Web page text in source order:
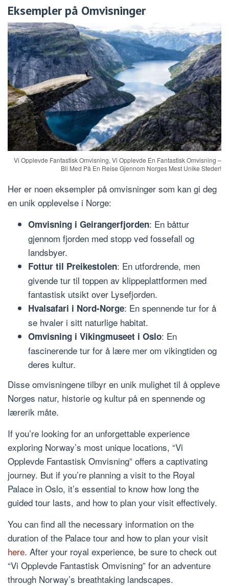
Eksempler på Omvisninger
Vi Opplevde Fantastisk Omvisning, Vi Opplevde En Fantastisk Omvisning –
Bli Med På En Reise Gjennom Norges Mest Unike Steder!
Her er noen eksempler på omvisninger som kan gi deg
en unik opplevelse i Norge:
Omvisning i Geirangerfjorden: En båttur
gjennom fjorden med stopp ved fossefall og
landsbyer.
Fottur til Preikestolen: En utfordrende, men
givende tur til toppen av klippeplattformen med
fantastisk utsikt over Lysefjorden.
Hvalsafari i Nord-Norge: En spennende tur for å
se hvaler i sitt naturlige habitat.
Omvisning i Vikingmuseet i Oslo: En
fascinerende tur for å lære mer om vikingtiden og
deres kultur.
Disse omvisningene tilbyr en unik mulighet til å oppleve
Norges natur, historie og kultur på en spennende og
lærerik måte.
If you’re looking for an unforgettable experience
exploring Norway’s most unique locations, “Vi
Opplevde Fantastisk Omvisning” offers a captivating
journey. But if you’re planning a visit to the Royal
Palace in Oslo, it’s essential to know how long the
guided tour lasts, and how to plan your visit effectively.
You can find all the necessary information on the
duration of the Palace tour and how to plan your visit
here. After your royal experience, be sure to check out
“Vi Opplevde Fantastisk Omvisning” for an adventure
through Norway’s breathtaking landscapes.